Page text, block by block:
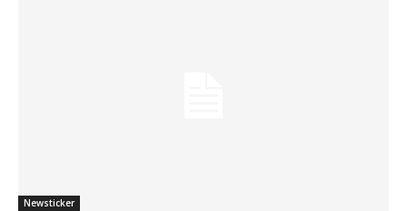
Newsticker